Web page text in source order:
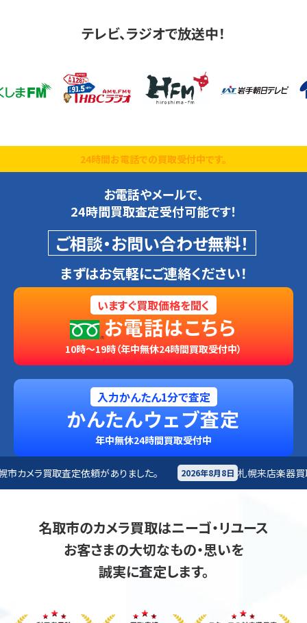
テレビ、ラジオで放送中！
24時間お電話での買取受付中です。
お電話やメールで、
24時間買取査定受付可能です！
ご相談・お問い合わせ無料！
まずはお気軽にご連絡ください！
いますぐ買取価格を聞く
お電話はこちら
10時～19時（年中無休24時間買取受付中）
入力かんたん1分で査定
かんたんウェブ査定
年中無休24時間買取受付中
りました。 2026年8月8日 札幌来店 楽器買取査定依頼がありました。
名取市のカメラ買取はニーゴ・リユース
お客さまの大切なもの・思いを
誠実に査定します。